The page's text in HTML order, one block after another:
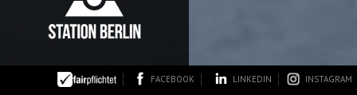
FACEBOOK LINKEDIN INSTAGRAM